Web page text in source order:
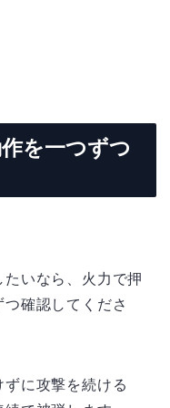
を一つずつ
いなら、火力で押
確認してくださ
に攻撃を続ける